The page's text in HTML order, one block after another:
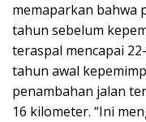
memaparkan bahwa
tahun sebelum
teraspal mencapai
tahun awal
penambahan jalan
16 kilometer. “Ini